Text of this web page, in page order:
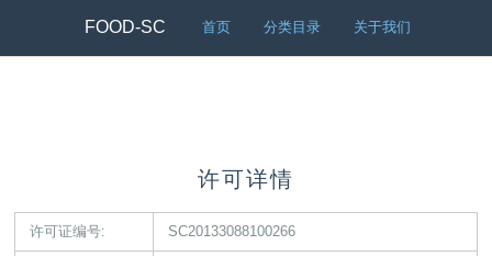
FOOD-SC 首页 分类目录 关于我们
许可详情
许可证编号: SC20133088100266